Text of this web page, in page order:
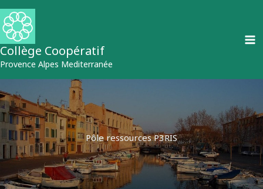
Aller
au
contenu
Collège Coopératif
Provence Alpes Mediterranée
Pôle ressources P3RIS